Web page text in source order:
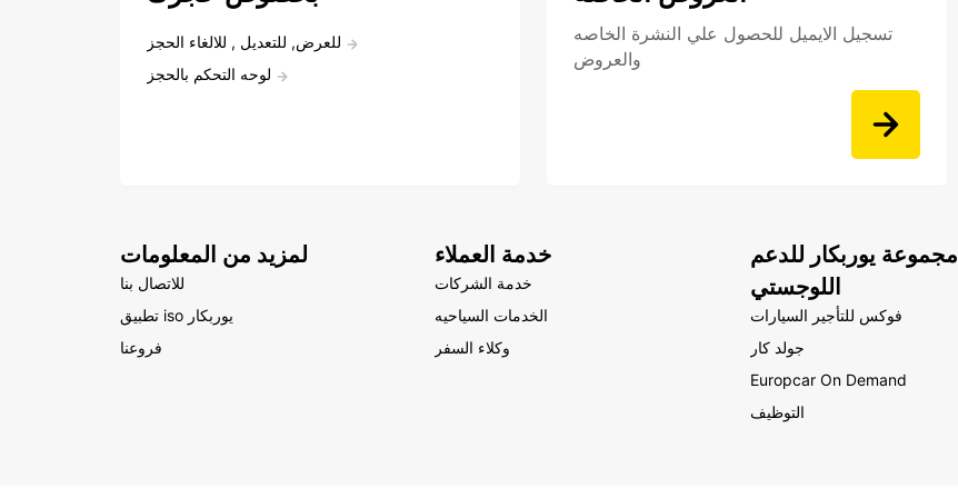
للعرض, للتعديل , للالغاء الحجز
لوحه التحكم بالحجز
تسجيل الايميل للحصول علي النشرة الخاصه
والعروض
لمزيد من المعلومات
للاتصال بنا
تطبيق iso يوربكار
فروعنا
خدمة العملاء
خدمة الشركات
الخدمات السياحيه
وكلاء السفر
مجموعة يوربكار للدعم
اللوجستي
فوكس للتأجير السيارات
جولد كار
Europcar On Demand
التوظيف